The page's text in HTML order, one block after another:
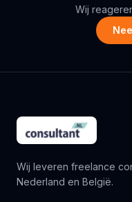
Wij
Wij leveren freelance
Nederland en België.